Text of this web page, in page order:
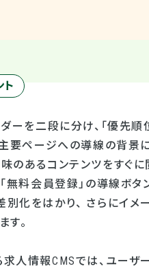
ト
ーを二段に分け、「優先
主要ページへの導線の背
のあるコンテンツをすぐ
「無料会員登録」の導線ボ
化をはかり、 さらにイメ
す。
人情報CMSでは、ユー